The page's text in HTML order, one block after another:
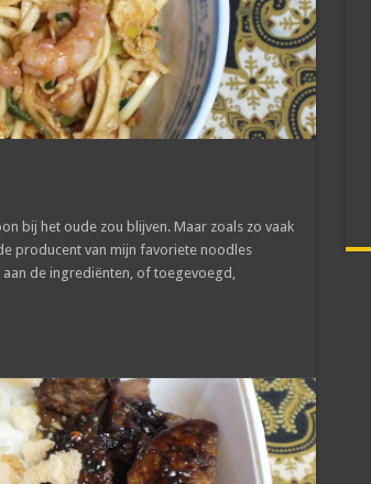
bij het oude zou blijven. Maar zoals zo vaak
producent van mijn favoriete noodles
de ingrediënten, of toegevoegd,